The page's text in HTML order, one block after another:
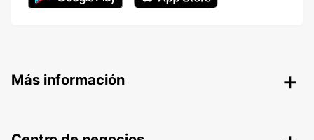
Más información